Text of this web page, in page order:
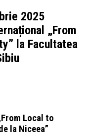
2025
„From
la Facultatea
Local to
la Niceea”